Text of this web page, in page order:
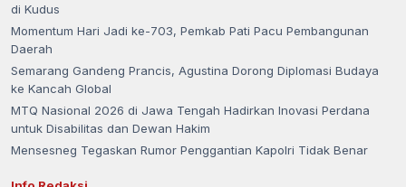
di Kudus
Momentum Hari Jadi ke-703, Pemkab Pati Pacu Pembangunan
Daerah
Semarang Gandeng Prancis, Agustina Dorong Diplomasi Budaya
ke Kancah Global
MTQ Nasional 2026 di Jawa Tengah Hadirkan Inovasi Perdana
untuk Disabilitas dan Dewan Hakim
Mensesneg Tegaskan Rumor Penggantian Kapolri Tidak Benar